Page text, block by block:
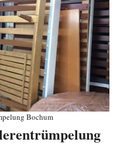
Bochum